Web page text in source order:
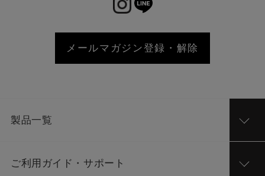
メールマガジン登録・解除
製品一覧
ご利用ガイド・サポート